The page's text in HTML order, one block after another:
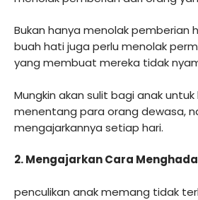
Bukan hanya menolak pemberian
buah hati juga perlu menolak
yang membuat mereka tidak
Mungkin akan sulit bagi anak
menentang para orang dewasa,
mengajarkannya setiap hari.
2. Mengajarkan Cara
penculikan anak memang tidak